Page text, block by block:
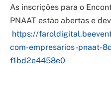
As inscrições para o
PNAAT estão abertas e
https://
com-empresarios-pnaat-
f1bd2e4458e0